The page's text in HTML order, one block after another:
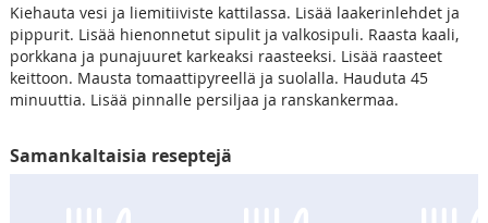
Kiehauta vesi ja liemitiiviste kattilassa. Lisää laakerinlehdet ja
pippurit. Lisää hienonnetut sipulit ja valkosipuli. Raasta kaali,
porkkana ja punajuuret karkeaksi raasteeksi. Lisää raasteet
keittoon. Mausta tomaattipyreellä ja suolalla. Hauduta 45
minuuttia. Lisää pinnalle persiljaa ja ranskankermaa.
Samankaltaisia reseptejä